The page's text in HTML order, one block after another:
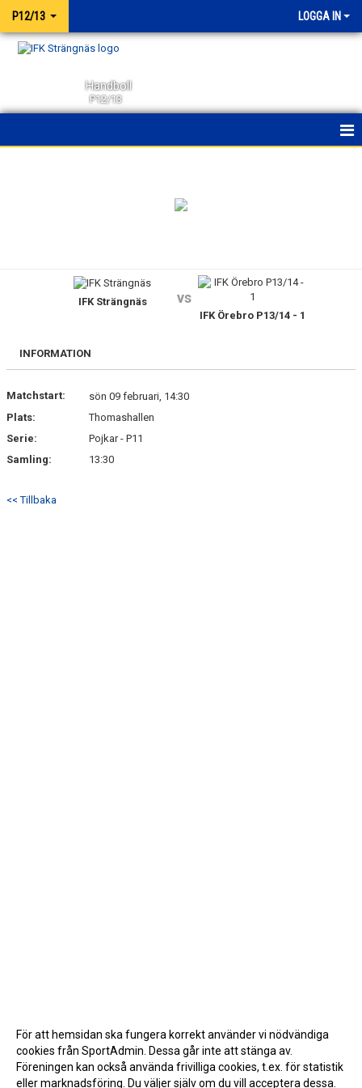
P12/13 LOGGA IN
Handboll
P12/13
DOKUMENT
BÖRJA SPELA HANDBOLL HOS P12/13 LAGET
IFK Strängnäs vs
IFK Örebro P13/14 - 1
INFORMATION
Matchstart:
sön 09 februari, 14:30
Plats:
Thomashallen
Serie:
Pojkar - P11
Samling:
13:30
<< Tillbaka
För att hemsidan ska fungera korrekt använder vi nödvändiga
cookies från SportAdmin. Dessa går inte att stänga av.
Föreningen kan också använda frivilliga cookies, t.ex. för statistik
eller marknadsföring. Du väljer själv om du vill acceptera dessa.